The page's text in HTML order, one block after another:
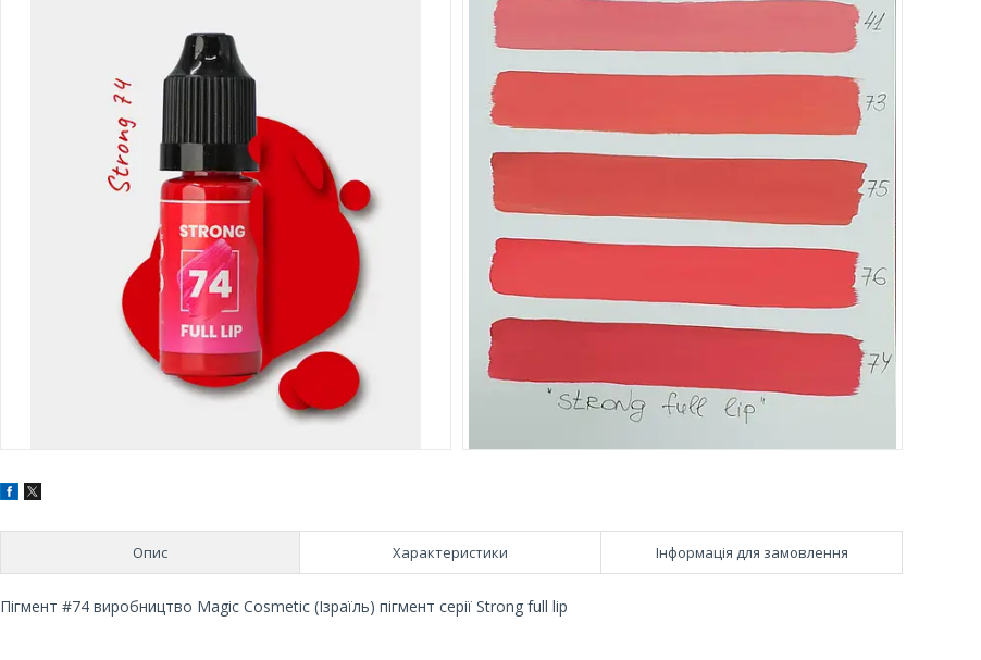
Опис Характеристики Інформація для замовлення
Пігмент #74 виробництво Magic Cosmetic (Ізраїль) пігмент серії Strong full lip